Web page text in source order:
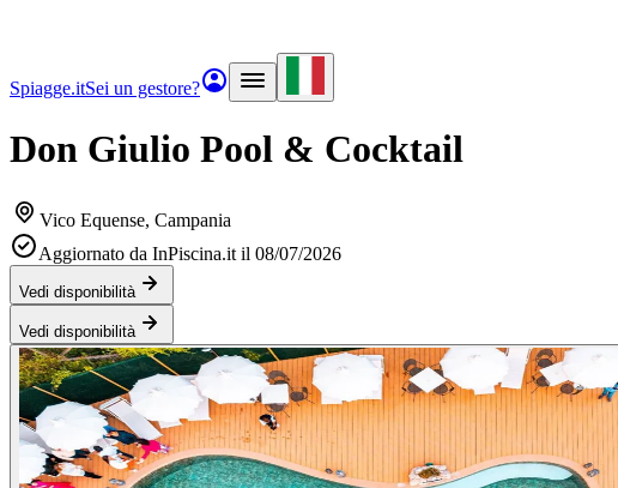
Spiagge.itSei un gestore?
Don Giulio Pool & Cocktail
Vico Equense, Campania
Aggiornato da InPiscina.it il 08/07/2026
Vedi disponibilità
Vedi disponibilità